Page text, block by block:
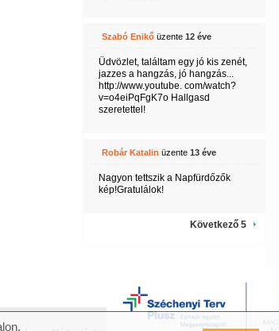
Szabó Enikőüzente 12 éve
Üdvözlet, találtam egy jó kis zenét,
jazzes a hangzás, jó hangzás...
http://www.youtube. com/watch?
v=o4eiPqFgK7o Hallgasd
szeretettel!
Robár Katalin üzente 13 éve
Nagyon tettszik a Napfürdőzők
kép!Gratulálok!
Következő 5